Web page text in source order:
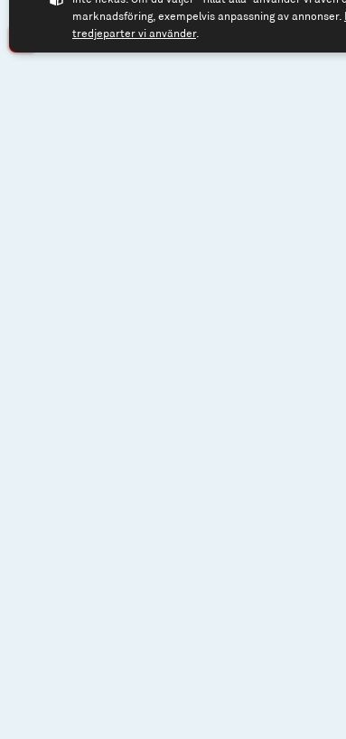
Riddargatan 17
114 57 Stockholm
marknadsföring, exempelvis anpassning av annonser.
tredjeparter vi använder.